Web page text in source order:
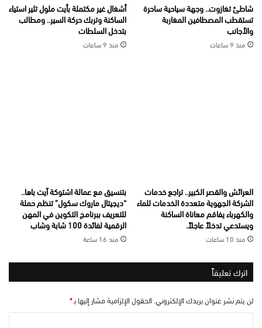
شاطئ تغازوت.. وجهة سياحية ساحرة
تستقطب المصطافين المغاربة
والأجانب
منذ 9 ساعات
أشغال غير مكتملة بأيت ملول تثير استياء
الساكنة وتربك حركة السير.. ومطالب
بتدخل السلطات
منذ 9 ساعات
العرائش والقصر الكبير.. تراجع خدمات
الشركة الجهوية متعددة الخدمات للماء
والكهرباء يفاقم معاناة الساكنة
ويستدعي تدخلاً عاجلاً.
منذ 10 ساعات
بتنسيق مع عمالة اشتوكة آيت باها..
“ديجيتال ماروك سكول” تنظم حملة
للتعريف ببرنامج التكوين في المهن
الرقمية لفائدة 100 شابة وشاب
منذ 16 ساعة
اترك تعليقاً
لن يتم نشر عنوان بريدك الإلكتروني. الحقول الإلزامية مشار إليها بـ*